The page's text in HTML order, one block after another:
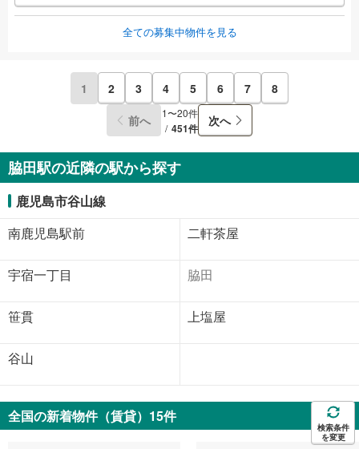
全ての募集中物件を見る
前へ
1 2 3 4 5 6 7
8
次へ
1〜20件
451件
脇田駅の近隣の駅から探す
鹿児島市谷山線
南鹿児島駅前
二軒茶屋
宇宿一丁目 脇田
笹貫 上塩屋
谷山
全国の新着物件（賃貸）15件
検索条件
を変更